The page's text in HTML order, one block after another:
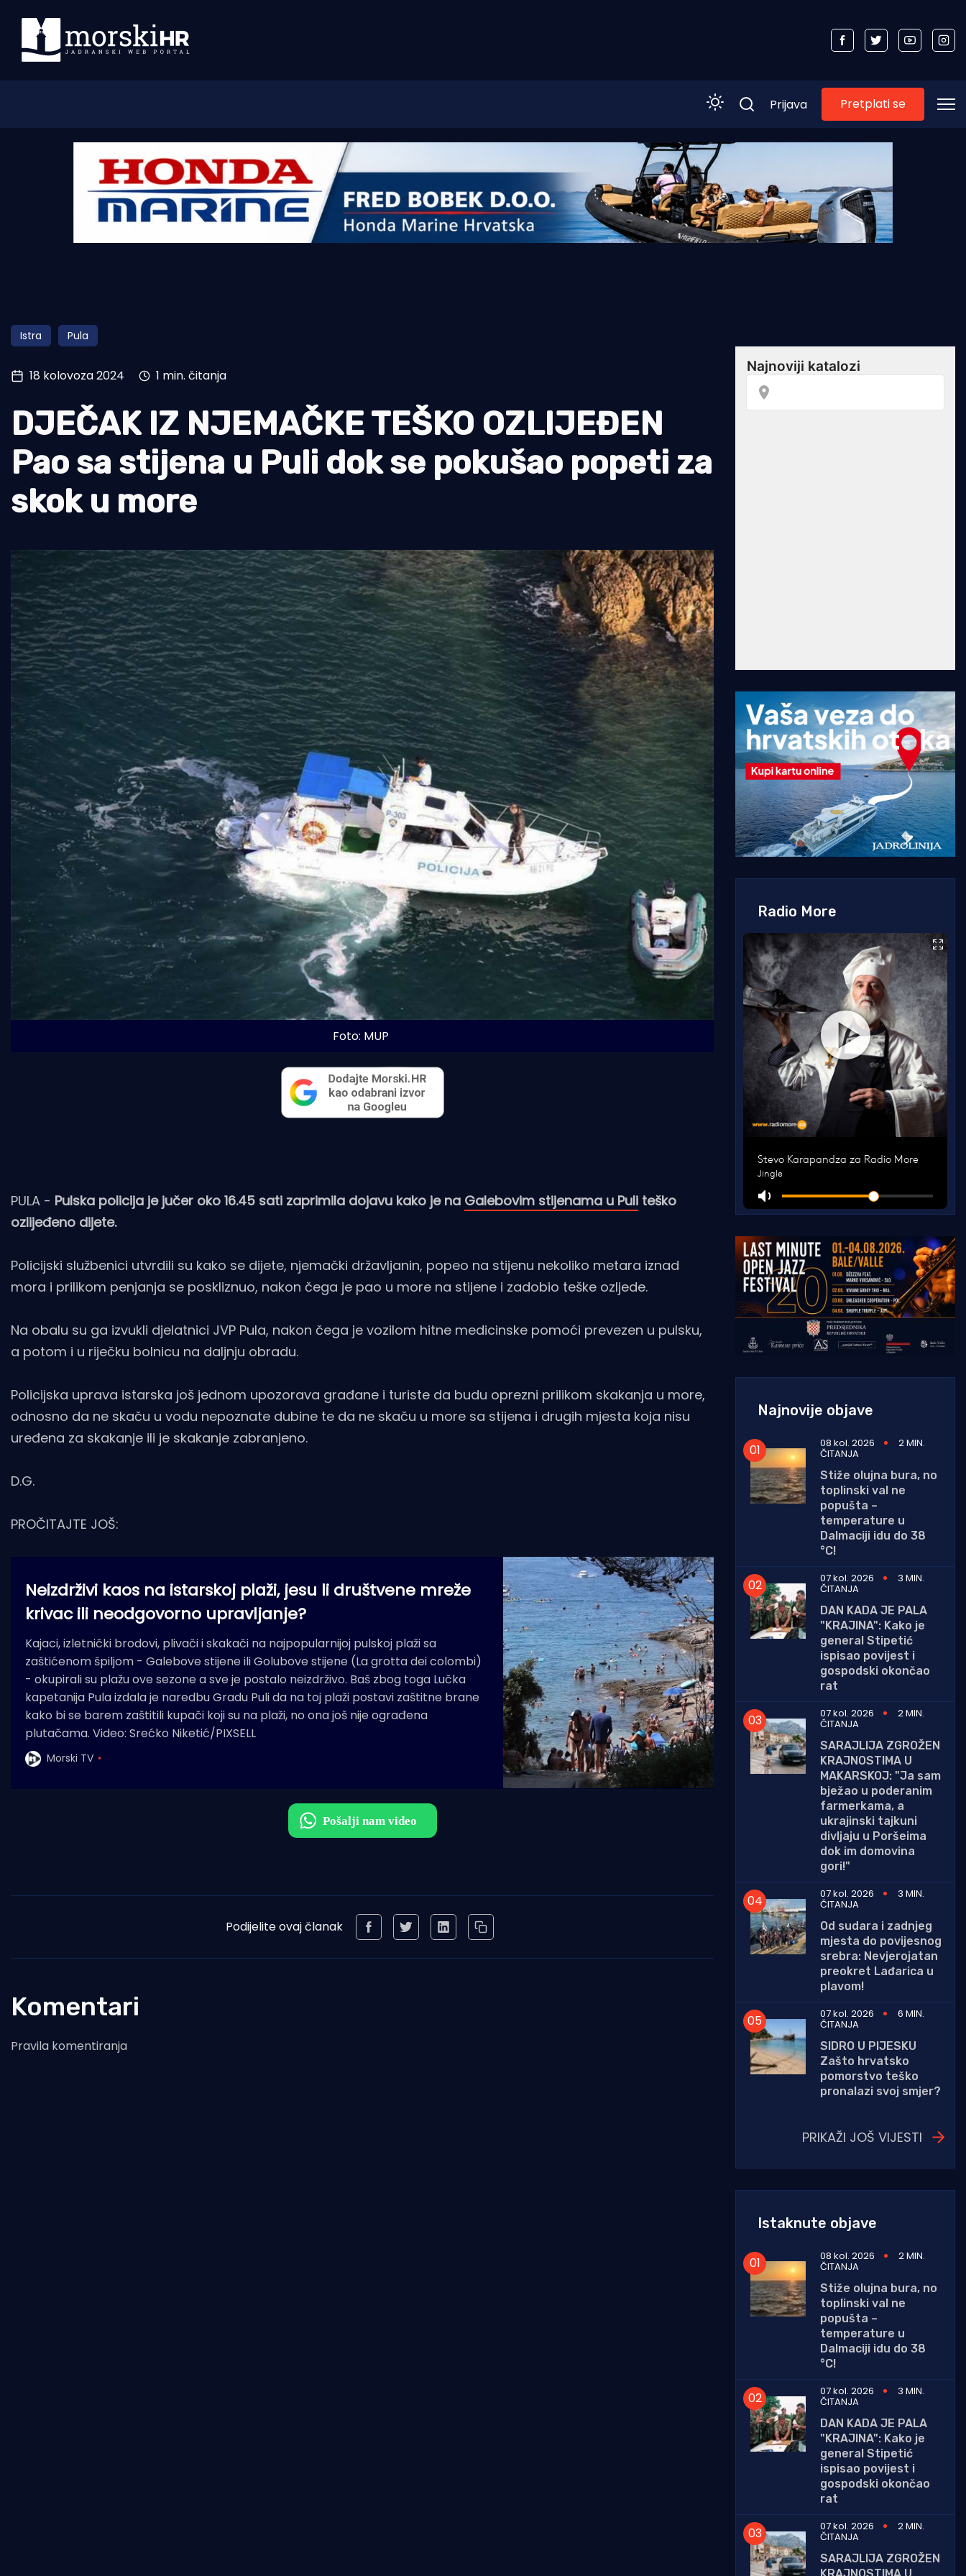
Morski plus
Pomorstvo
Ribolov
Tradicija i kultura
Prijava Pretplati se
Istra Pula
18 kolovoza 2024 1 min. čitanja
DJEČAK IZ NJEMAČKE TEŠKO OZLIJEĐEN
Pao sa stijena u Puli dok se pokušao popeti za
skok u more
Foto: MUP
PULA - Pulska policija je jučer oko 16.45 sati zaprimila dojavu kako je na Galebovim stijenama u Puli teško
ozlijeđeno dijete.
Policijski službenici utvrdili su kako se dijete, njemački državljanin, popeo na stijenu nekoliko metara iznad
mora i prilikom penjanja se poskliznuo, nakon čega je pao u more na stijene i zadobio teške ozljede.
Na obalu su ga izvukli djelatnici JVP Pula, nakon čega je vozilom hitne medicinske pomoći prevezen u pulsku,
a potom i u riječku bolnicu na daljnju obradu.
Policijska uprava istarska još jednom upozorava građane i turiste da budu oprezni prilikom skakanja u more,
odnosno da ne skaču u vodu nepoznate dubine te da ne skaču u more sa stijena i drugih mjesta koja nisu
uređena za skakanje ili je skakanje zabranjeno.
D.G.
PROČITAJTE JOŠ:
Neizdrživi kaos na istarskoj plaži, jesu li društvene mreže
krivac ili neodgovorno upravljanje?
Kajaci, izletnički brodovi, plivači i skakači na najpopularnijoj pulskoj plaži sa
zaštićenom špiljom - Galebove stijene ili Golubove stijene (La grotta dei colombi)
- okupirali su plažu ove sezone a sve je postalo neizdrživo. Baš zbog toga Lučka
kapetanija Pula izdala je naredbu Gradu Puli da na toj plaži postavi zaštitne brane
kako bi se barem zaštitili kupači koji su na plaži, no ona još nije ograđena
plutačama. Video: Srećko Niketić/PIXSELL
Morski TV
Podijelite ovaj članak
Komentari
Pravila komentiranja
Radio More
Najnovije objave
08 kol. 2026 2 MIN.
ČITANJA
Stiže olujna bura, no
toplinski val ne
popušta –
temperature u
Dalmaciji idu do 38
°C!
07 kol. 2026
3 MIN.
ČITANJA
DAN KADA JE PALA
"KRAJINA": Kako je
general Stipetić
ispisao povijest i
gospodski okončao
rat
07 kol. 2026
2 MIN.
ČITANJA
SARAJLIJA ZGROŽEN
KRAJNOSTIMA U
MAKARSKOJ: "Ja sam
bježao u poderanim
farmerkama, a
ukrajinski tajkuni
divljaju u Poršeima
dok im domovina
gori!"
07 kol. 2026
3 MIN.
ČITANJA
Od sudara i zadnjeg
mjesta do povijesnog
srebra: Nevjerojatan
preokret Lađarica u
plavom!
07 kol. 2026
6 MIN.
ČITANJA
SIDRO U PIJESKU
Zašto hrvatsko
pomorstvo teško
pronalazi svoj smjer?
PRIKAŽI JOŠ VIJESTI
Istaknute objave
08 kol. 2026 2 MIN.
ČITANJA
Stiže olujna bura, no
toplinski val ne
popušta –
temperature u
Dalmaciji idu do 38
°C!
07 kol. 2026
3 MIN.
ČITANJA
DAN KADA JE PALA
"KRAJINA": Kako je
general Stipetić
ispisao povijest i
gospodski okončao
rat
07 kol. 2026
2 MIN.
ČITANJA
SARAJLIJA ZGROŽEN
KRAJNOSTIMA U